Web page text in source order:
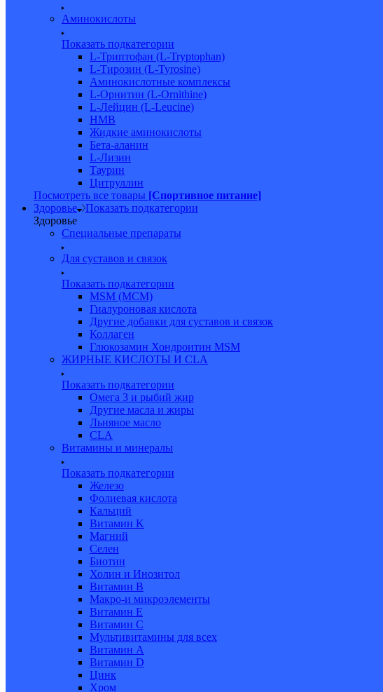
Аминокислоты
Показать подкатегории
L-Триптофан (L-Tryptophan)
L-Тирозин (L-Tyrosine)
Аминокислотные комплексы
L-Орнитин (L-Ornithine)
L-Лейцин (L-Leucine)
HMB
Жидкие аминокислоты
Бета-аланин
L-Лизин
Таурин
Цитруллин
Посмотреть все товары [Спортивное питание]
Здоровье
Показать подкатегории
Здоровье
Специальные препараты
Для суставов и связок
Показать подкатегории
MSM (МСМ)
Гиалуроновая кислота
Другие добавки для суставов и связок
Коллаген
Глюкозамин Хондроитин MSM
ЖИРНЫЕ КИСЛОТЫ И CLA
Показать подкатегории
Омега 3 и рыбий жир
Другие масла и жиры
Льняное масло
CLA
Витамины и минералы
Показать подкатегории
Железо
Фолиевая кислота
Кальций
Витамин K
Магний
Селен
Биотин
Холин и Инозитол
Витамин B
Макро-и микроэлементы
Витамин Е
Витамин С
Мультивитамины для всех
Витамин A
Витамин D
Цинк
Хром